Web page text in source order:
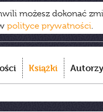
możesz dokonać
polityce prywatności.
Książki Autorzy